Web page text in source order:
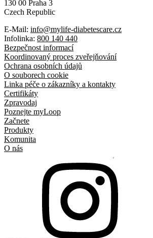
130 00 Praha 3
Czech Republic
E-Mail: info@mylife-diabetescare.cz
Infolinka: 800 140 440
Bezpečnost informací
Koordinovaný proces zveřejňování
Ochrana osobních údajů
O souborech cookie
Linka péče o zákazníky a kontakty
Certifikáty
Zpravodaj
Poznejte myLoop
Začnete
Produkty
Komunita
O nás